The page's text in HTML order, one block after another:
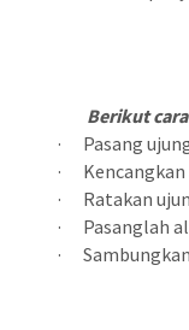
Berikut
·
Pasang
·
·
Ratakan
·
Pasanglah
·